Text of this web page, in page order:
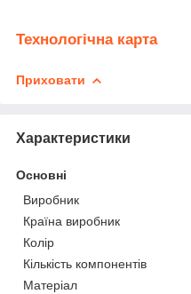
Технологічна карта
Приховати
Характеристики
Основні
Виробник
Країна виробник
Колір
Кількість компонентів
Матеріал